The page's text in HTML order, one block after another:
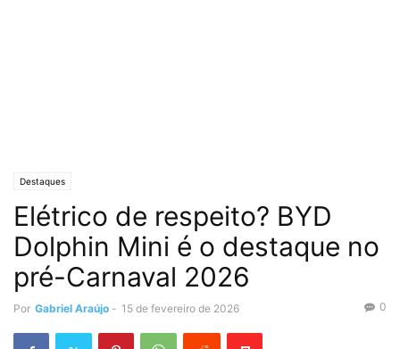
Destaques
Elétrico de respeito? BYD
Dolphin Mini é o destaque no
pré-Carnaval 2026
Por Gabriel Araújo - 15 de fevereiro de 2026 0